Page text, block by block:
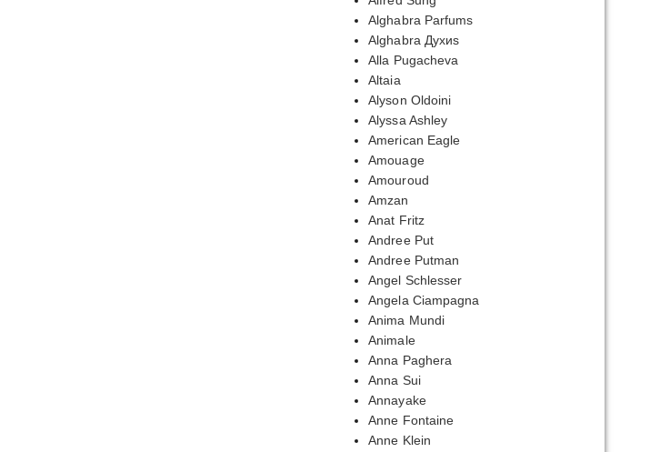
Alghabra Parfums
Alghabra Духиs
Alla Pugacheva
Altaia
Alyson Oldoini
Alyssa Ashley
American Eagle
Amouage
Amouroud
Amzan
Anat Fritz
Andree Put
Andree Putman
Angel Schlesser
Angela Ciampagna
Anima Mundi
Animale
Anna Paghera
Anna Sui
Annayake
Anne Fontaine
Anne Klein